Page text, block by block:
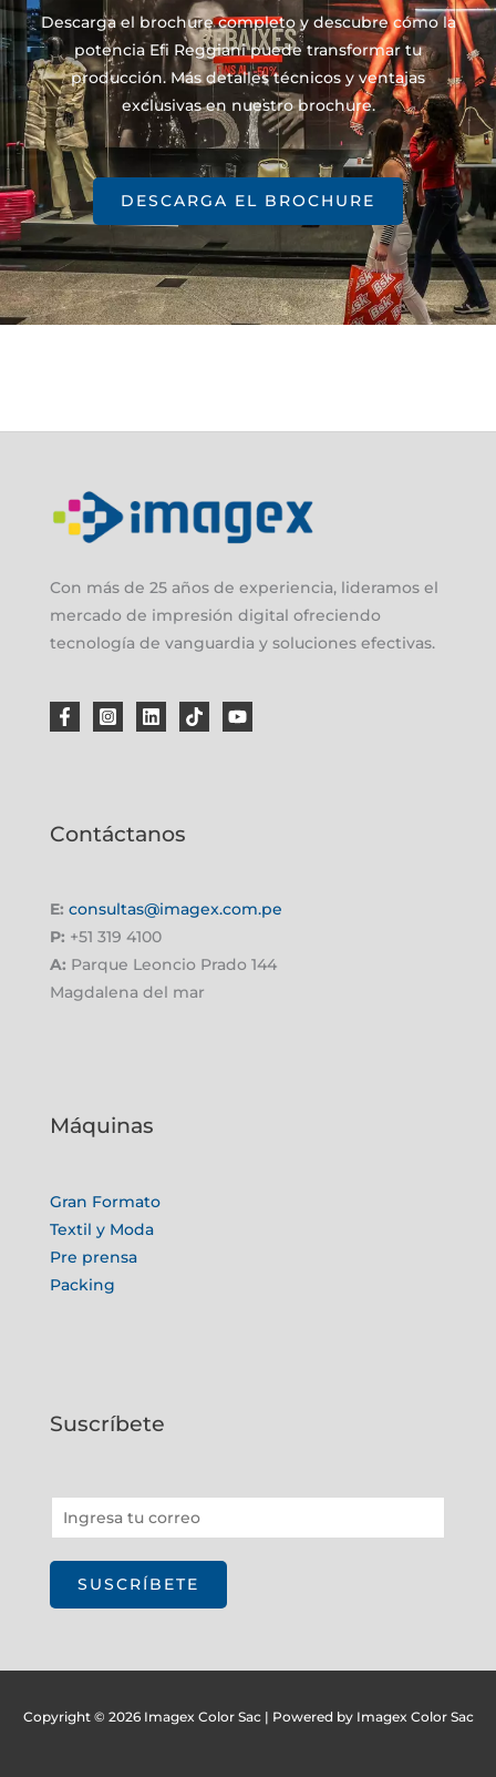
Descarga el brochure completo y descubre cómo la
potencia Efi Reggiani puede transformar tu
producción. Más detalles técnicos y ventajas
exclusivas en nuestro brochure.
DESCARGA EL BROCHURE
Con más de 25 años de experiencia, lideramos el
mercado de impresión digital ofreciendo
tecnología de vanguardia y soluciones efectivas.
Contáctanos
E: consultas@imagex.com.pe
P: +51 319 4100
A: Parque Leoncio Prado 144
Magdalena del mar
Máquinas
Gran Formato
Textil y Moda
Pre prensa
Packing
Suscríbete
m
a
SUSCRÍBETE
Copyright © 2026 Imagex Color Sac | Powered by Imagex Color Sac